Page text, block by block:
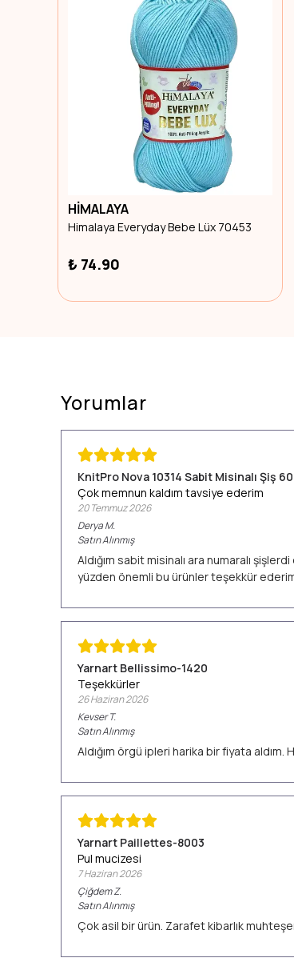
HİMALAYA
Himalaya Everyday Bebe Lüx 70453
₺ 74.90
Yorumlar
KnitPro Nova 10314 Sabit Misinalı Şiş
Çok memnun kaldım tavsiye ederim
20 Temmuz 2026
DeryaM.
Satın Alınmış
Aldığım sabit misinalı ara numaralı
yüzden önemli bu ürünler teşekkür
Yarnart Bellissimo-1420
Teşekkürler
26 Haziran 2026
Kevser T.
Satın Alınmış
Aldığım örgü ipleri harika bir fiyata
Yarnart Paillettes-8003
Pul mucizesi
7 Haziran 2026
ÇiğdemZ.
Satın Alınmış
Çok asil bir ürün. Zarafet kibarlık